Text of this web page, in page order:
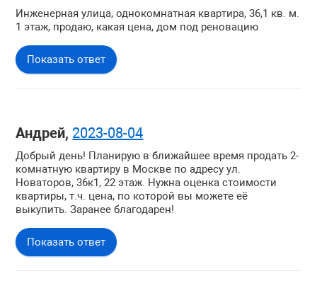
Инженерная улица, однокомнатная квартира, 36,1 кв. м.
1 этаж, продаю, какая цена, дом под реновацию
Показать ответ
Андрей, 2023-08-04
Добрый день! Планирую в ближайшее время продать 2-
комнатную квартиру в Москве по адресу ул.
Новаторов, 36к1, 22 этаж. Нужна оценка стоимости
квартиры, т.ч. цена, по которой вы можете её
выкупить. Заранее благодарен!
Показать ответ